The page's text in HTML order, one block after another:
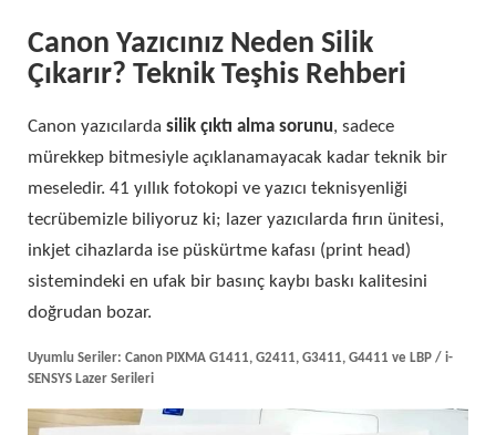
Canon Yazıcınız Neden Silik
Çıkarır? Teknik Teşhis Rehberi
Canon yazıcılarda silik çıktı alma sorunu, sadece
mürekkep bitmesiyle açıklanamayacak kadar teknik bir
meseledir. 41 yıllık fotokopi ve yazıcı teknisyenliği
tecrübemizle biliyoruz ki; lazer yazıcılarda fırın ünitesi,
inkjet cihazlarda ise püskürtme kafası (print head)
sistemindeki en ufak bir basınç kaybı baskı kalitesini
doğrudan bozar.
Uyumlu Seriler: Canon PIXMA G1411, G2411, G3411, G4411 ve LBP / i-
SENSYS Lazer Serileri